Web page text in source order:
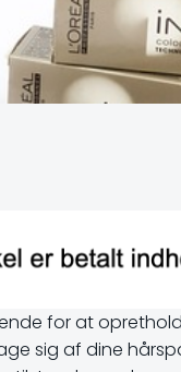
for at
sig af dine